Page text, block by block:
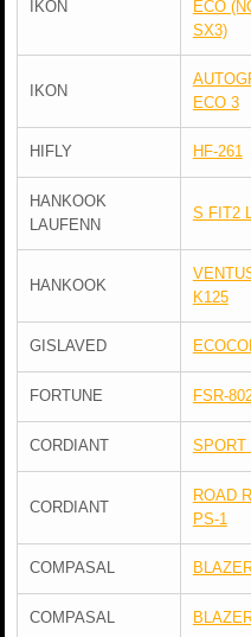
IKON
ECO
SX3)
IKON
ECO 3
HIFLY HF-261
HANKOOK
LAUFENN
S FIT2
HANKOOK
K125
GISLAVED
FORTUNE FSR-
CORDIANT SPORT
CORDIANT
ROAD
PS-1
COMPASAL
COMPASAL